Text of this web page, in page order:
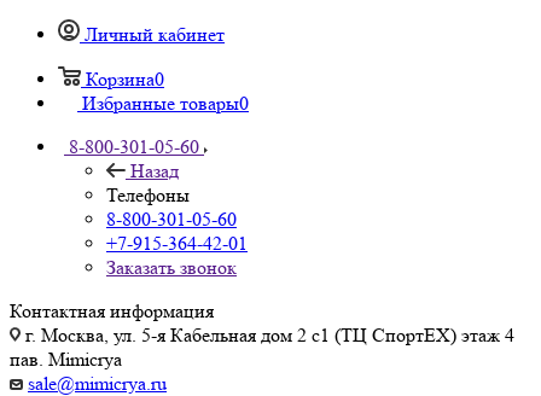
Личный кабинет
Корзина0
Избранные товары0
8-800-301-05-60
Назад
Телефоны
8-800-301-05-60
+7-915-364-42-01
Заказать звонок
Контактная информация
г. Москва, ул. 5-я Кабельная дом 2 с1 (ТЦ СпортEX) этаж 4
пав. Mimicrya
sale@mimicrya.ru